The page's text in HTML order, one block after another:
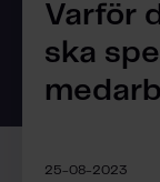
Varför
ska
25-08-2023